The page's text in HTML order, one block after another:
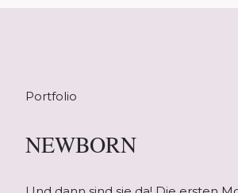
Portfolio
NEWBORN